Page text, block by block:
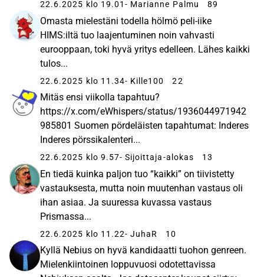
22.6.2025 klo 19.01 - Marianne Palmu 89
Omasta mielestäni todella hölmö peli-iike
HIMS:iltä tuo laajentuminen noin vahvasti
eurooppaan, toki hyvä yritys edelleen. Lähes kaikki
tulos...
22.6.2025 klo 11.34- Kille100 22
Mitäs ensi viikolla tapahtuu?
https://x.com/eWhispers/status/1936044971942
985801 Suomen pördeläisten tapahtumat: Inderes
Inderes pörssikalenteri...
22.6.2025 klo 9.57- Sijoittaja-alokas 13
En tiedä kuinka paljon tuo “kaikki” on tiivistetty
vastauksesta, mutta noin muutenhan vastaus oli
ihan asiaa. Ja suuressa kuvassa vastaus
Prismassa...
22.6.2025 klo 11.22- JuhaR 10
Kyllä Nebius on hyvä kandidaatti tuohon genreen.
Mielenkiintoinen loppuvuosi odotettavissa